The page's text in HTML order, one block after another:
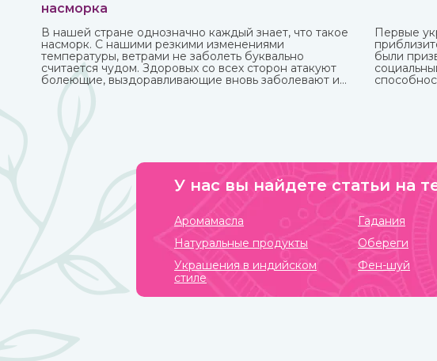
насморка
В нашей стране однозначно каждый знает, что такое
насморк. С нашими резкими изменениями
температуры, ветрами не заболеть буквально
считается чудом. Здоровых со всех сторон атакуют
болеющие, выздоравливающие вновь заболевают и
так может продолжаться до бесконечности.
Первые
были
магазине
У нас вы найдете статьи на
Аромамасла Гадания
Натуральные продукты
Обереги
Украшения в индийском
стиле
Фен-шуй